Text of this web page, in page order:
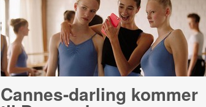
Cannes-darling kommer